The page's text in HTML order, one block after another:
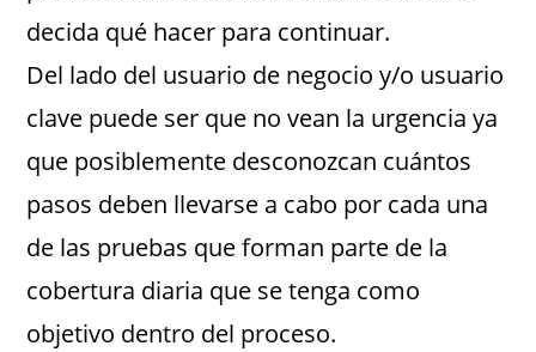
decida qué hacer para continuar.
Del lado del usuario de negocio y/o usuario
clave puede ser que no vean la urgencia ya
que posiblemente desconozcan cuántos
pasos deben llevarse a cabo por cada una
de las pruebas que forman parte de la
cobertura diaria que se tenga como
objetivo dentro del proceso.